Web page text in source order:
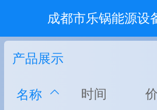
成都市乐锅能源设
产品展示
名称 时间